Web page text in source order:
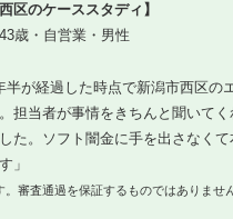
区のケーススタディ】
歳・自営業・男性
半が経過した時点で新潟市西区の
担当者が事情をきちんと聞いてく
た。ソフト闇金に手を出さなく
」
審査通過を保証するものではありませ